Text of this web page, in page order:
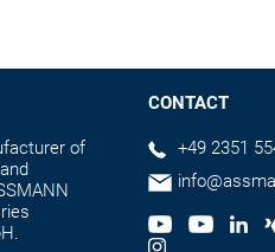
of
CONTACT
+49 2351